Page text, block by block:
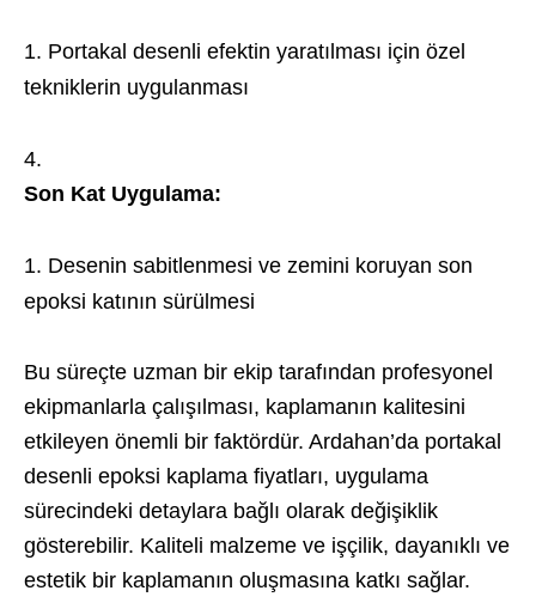
Portakal desenli efektin yaratılması için özel
tekniklerin uygulanması
Son Kat Uygulama:
Desenin sabitlenmesi ve zemini koruyan son
epoksi katının sürülmesi
Bu süreçte uzman bir ekip tarafından profesyonel
ekipmanlarla çalışılması, kaplamanın kalitesini
etkileyen önemli bir faktördür. Ardahan’da portakal
desenli epoksi kaplama fiyatları, uygulama
sürecindeki detaylara bağlı olarak değişiklik
gösterebilir. Kaliteli malzeme ve işçilik, dayanıklı ve
estetik bir kaplamanın oluşmasına katkı sağlar.